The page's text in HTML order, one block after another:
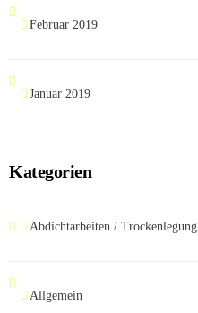
Februar 2019
Januar 2019
Kategorien
Abdichtarbeiten / Trockenlegung
Allgemein